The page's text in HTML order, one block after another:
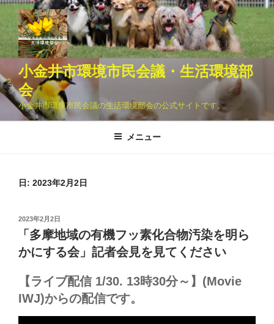
コ
テ
ン
へ
ス
ッ
小金井市環境市民会議・生活環境部
会
小金井市環境市民会議の生活環境部会の公式サイトです。
メニュー
日: 2023年2月2日
投
2023年2月2日
「多摩地域の有機フッ素化合物汚染を明ら
かにする会」記者会見を見てください
【ライブ配信 1/30. 13時30分～】(Movie
IWJ)からの配信です。